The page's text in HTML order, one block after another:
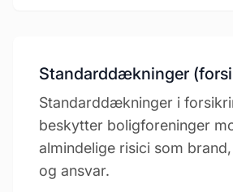
Standarddækninger
Standarddækninger i
beskytter boligforeninger
almindelige risici som
og ansvar.